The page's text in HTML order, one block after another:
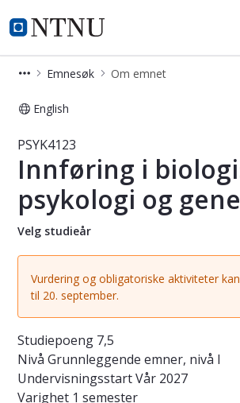
NTNU Hjemmeside
Studier
Emnesøk Om emnet
English
Emne - Innføring i
PSYK4123
Innføring i
psykologi og
Velg studieår
Vurdering og obligatoriske aktiviteter
til 20. september.
Studiepoeng 7,5
Nivå Grunnleggende emner, nivå I
UndervisningsstartVår 2027
Varighet 1 semester